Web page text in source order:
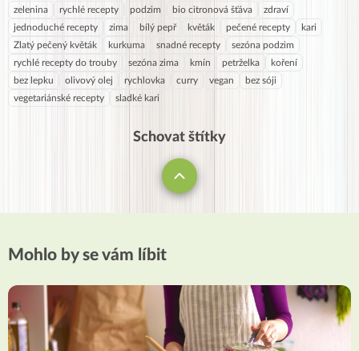
zelenina rychlé recepty podzim bio citronová šťáva
zdraví
jednoduché recepty
zima bílý pepř květák pečené recepty
kari
Zlatý pečený květák
kurkuma snadné recepty
sezóna podzim
rychlé recepty do trouby
sezóna zima kmín petrželka
koření
bez lepku
olivový olej rychlovka curry vegan
bez sóji
vegetariánské recepty
sladké kari
Schovat štítky
Mohlo by se vám líbit